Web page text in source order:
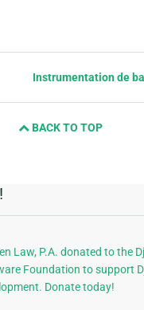
Instrumentation de
BACK TO TOP
Law, P.A. donated to the
Foundation to support
Donate today!